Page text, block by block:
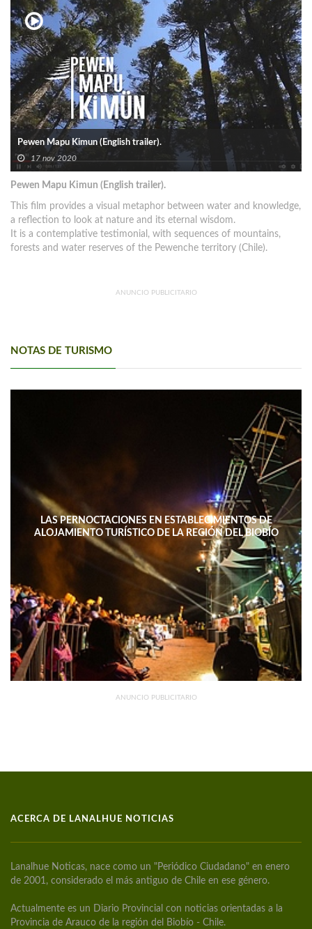
Pewen Mapu Kimun (English trailer).
17 nov 2020
Pewen Mapu Kimun (English trailer).
This film provides a visual metaphor between water and knowledge,
a reflection to look at nature and its eternal wisdom.
It is a contemplative testimonial, with sequences of mountains,
forests and water reserves of the Pewenche territory (Chile).
ANUNCIO PUBLICITARIO
NOTAS DE TURISMO
LAS PERNOCTACIONES EN ESTABLECIMIENTOS DE
ALOJAMIENTO TURÍSTICO DE LA REGIÓN DEL BIOBÍO
DISMINUYERON 15,4% INTERANUAL
ANUNCIO PUBLICITARIO
ACERCA DE LANALHUE NOTICIAS
Lanalhue Noticas, nace como un "Periódico Ciudadano" en enero
de 2001, considerado el más antiguo de Chile en ese género.
Actualmente es un Diario Provincial con noticias orientadas a la
Provincia de Arauco de la región del Biobío - Chile.